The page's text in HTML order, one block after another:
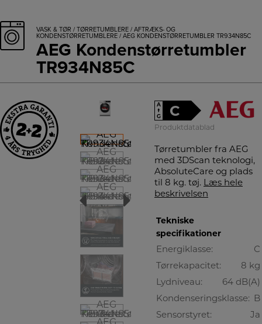
VASK & TØR / TØRRETUMBLERE / AFTRÆKS- OG
KONDENSTØRRETUMBLERE / AEG KONDENSTØRRETUMBLER TR934N85C
AEG Kondenstørretumbler
TR934N85C
A
↑
G
C
Produktdatablad
Tørretumbler fra AEG
med 3DScan teknologi,
AbsoluteCare og plads
til 8 kg. tøj. Læs hele
beskrivelsen
Tekniske
specifikationer
Energiklasse:
C
Tørrekapacitet:
8 kg
Lydniveau:
64 dB(A)
Kondenseringsklasse: B
Sensorstyret:
Ja